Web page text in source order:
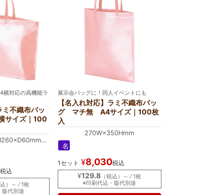
横対応の高機能ラ
ミ不織布バッ
イズ｜100
税込
込）～ ⁄ 1枚
版代別途
展示会バッグに！同人イベントにも
【名入れ対応】ラミ不織布バッ
グ マチ無 A4サイズ｜100枚
入
270W×350Hmm
名
れ
｜
ミ
1セット ¥8,030税込
¥129.8 （税込）～ ⁄ 1枚
※印刷代込・版代別途